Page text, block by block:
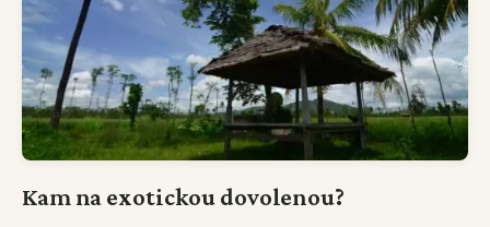
Kam na exotickou dovolenou?